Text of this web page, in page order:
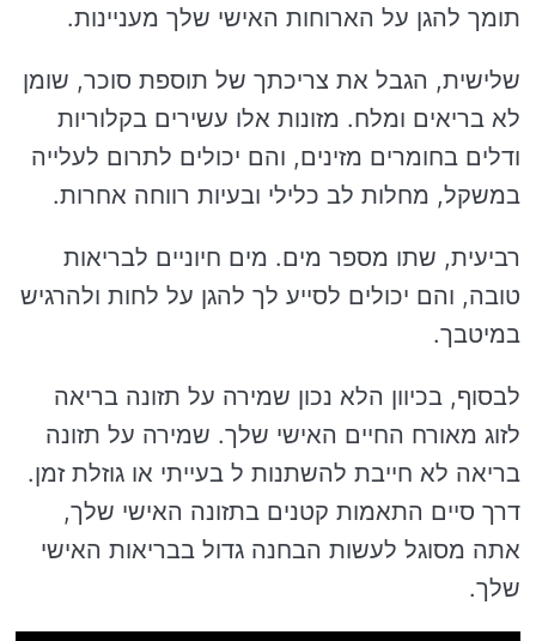
תומך להגן על הארוחות האישי שלך מעניינות.
שלישית, הגבל את צריכתך של תוספת סוכר, שומן
לא בריאים ומלח. מזונות אלו עשירים בקלוריות
ודלים בחומרים מזינים, והם יכולים לתרום לעלייה
במשקל, מחלות לב כלילי ובעיות רווחה אחרות.
רביעית, שתו מספר מים. מים חיוניים לבריאות
טובה, והם יכולים לסייע לך להגן על לחות ולהרגיש
במיטבך.
לבסוף, בכיוון הלא נכון שמירה על תזונה בריאה
לזוג מאורח החיים האישי שלך. שמירה על תזונה
בריאה לא חייבת להשתנות ל בעייתי או גוזלת זמן.
דרך סיים התאמות קטנים בתזונה האישי שלך,
אתה מסוגל לעשות הבחנה גדול בבריאות האישי
שלך.